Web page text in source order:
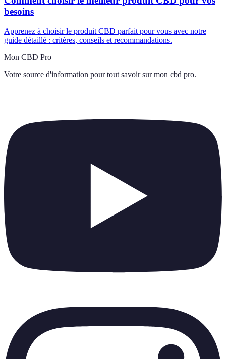
besoins
Apprenez à choisir le produit CBD parfait pour vous avec notre
guide détaillé : critères, conseils et recommandations.
Mon CBD Pro
Votre source d'information pour tout savoir sur mon cbd pro.